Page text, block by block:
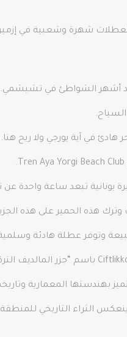
شهرة وشعبية في إزمير
أشهر الشواطئ في تشيشمي.
وترك هذه الحمير على هذه
وتوفر عطلة هادئة
بهندستها المعمارية
الثراء التاريخي